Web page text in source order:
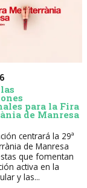
para la Fira
de Manresa
centrará la 29ª
de Manresa
que fomentan
activa en la
y las...